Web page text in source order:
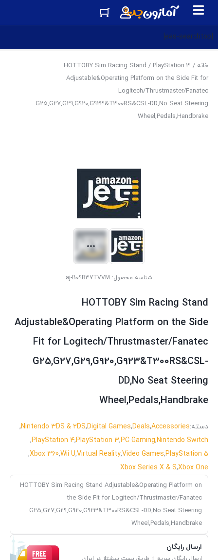
[eas-searchtop]
خانه /
PlayStation 3
/ HOTTOBY Sim Racing Stand
Adjustable&Operating Platform on the Side Fit for
Logitech/Thrustmaster/Fanatec
G25,G27,G29,G920,G923&T300RS&CSL-DD,No Seat Steering
Wheel,Pedals,Handbrake
شناسه محصول: aj-B09B37TVVM
HOTTOBY Sim Racing Stand
Adjustable&Operating Platform on the Side
Fit for Logitech/Thrustmaster/Fanatec
G25,G27,G29,G920,G923&T300RS&CSL-
DD,No Seat Steering
Wheel,Pedals,Handbrake
دسته:Accessories
,
Deals
,
Digital Games
,
Nintendo 3DS & 2DS
,
Nintendo Switch
,
PC Gaming
,
PlayStation 3
,
PlayStation 4
,
PlayStation 5
,
Video Games
,
Virtual Reality
,
Wii U
,
Xbox 360
,
Xbox One
,
Xbox Series X & S
HOTTOBY Sim Racing Stand Adjustable&Operating Platform on
the Side Fit for Logitech/Thrustmaster/Fanatec
G25,G27,G29,G920,G923&T300RS&CSL-DD,No Seat Steering
Wheel,Pedals,Handbrake
ارسال رایگان